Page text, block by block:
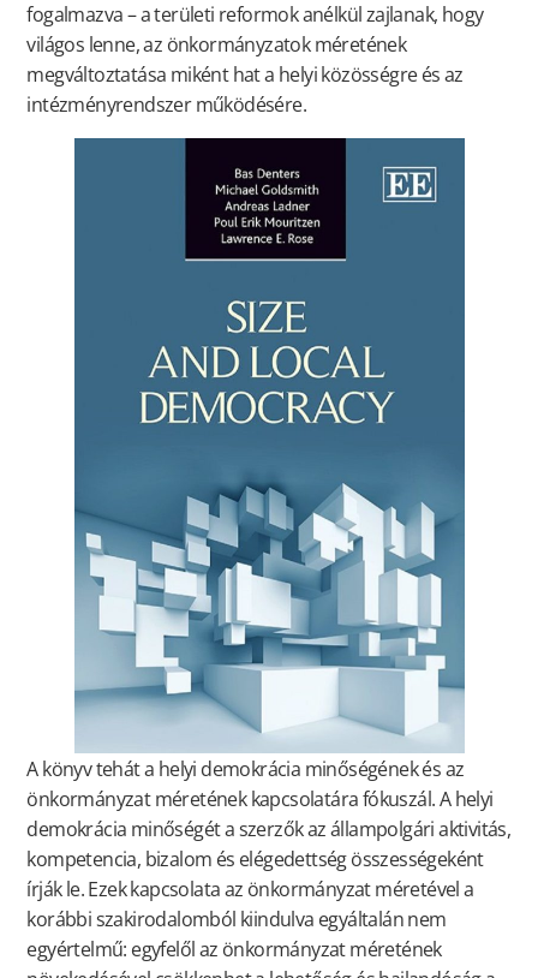
fogalmazva – a területi reformok anélkül zajlanak, hogy
világos lenne, az önkormányzatok méretének
megváltoztatása miként hat a helyi közösségre és az
intézményrendszer működésére.
A könyv tehát a helyi demokrácia minőségének és az
önkormányzat méretének kapcsolatára fókuszál. A helyi
demokrácia minőségét a szerzők az állampolgári aktivitás,
kompetencia, bizalom és elégedettség összességeként
írják le. Ezek kapcsolata az önkormányzat méretével a
korábbi szakirodalomból kiindulva egyáltalán nem
egyértelmű: egyfelől az önkormányzat méretének